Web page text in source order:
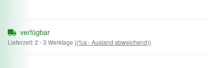
verfügbar
Lieferzeit:2 - 3 Werktage ((%s - Ausland abweichend))